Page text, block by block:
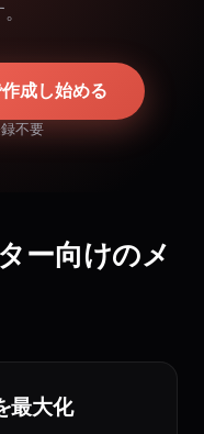
成し始める
不要
ー向けのメ
最大化